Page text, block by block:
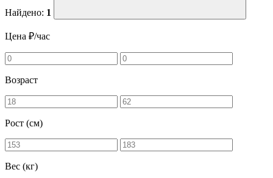
Найдено: 1
Цена ₽/час
Возраст
Рост (см)
Вес (кг)